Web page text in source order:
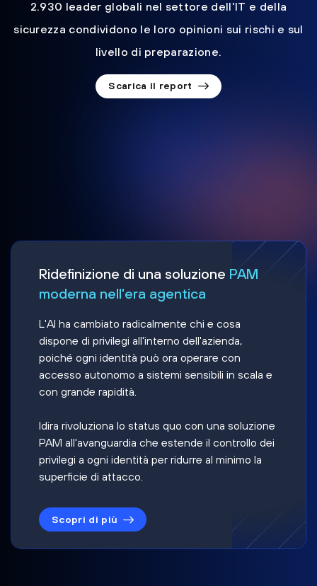
2.930 leader globali nel settore dell'IT e della
sicurezza condividono le loro opinioni sui rischi e sul
livello di preparazione.
Scarica il report
Ridefinizione di una soluzione PAM
moderna nell'era agentica
L'AI ha cambiato radicalmente chi e cosa
dispone di privilegi all'interno dell'azienda,
poiché ogni identità può ora operare con
accesso autonomo a sistemi sensibili in scala e
con grande rapidità.
Idira rivoluziona lo status quo con una soluzione
PAM all'avanguardia che estende il controllo dei
privilegi a ogni identità per ridurre al minimo la
superficie di attacco.
Scopri di più